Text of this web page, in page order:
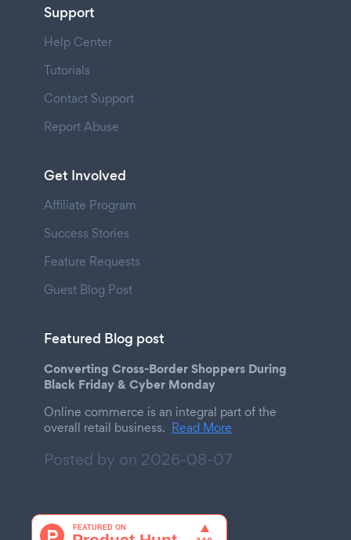
Support
Help Center
Tutorials
Contact Support
Report Abuse
Get Involved
Affiliate Program
Success Stories
Feature Requests
Guest Blog Post
Featured Blog post
Converting Cross-Border Shoppers During
Black Friday & Cyber Monday
Online commerce is an integral part of the
overall retail business. Read More
Posted by on 2026-08-07